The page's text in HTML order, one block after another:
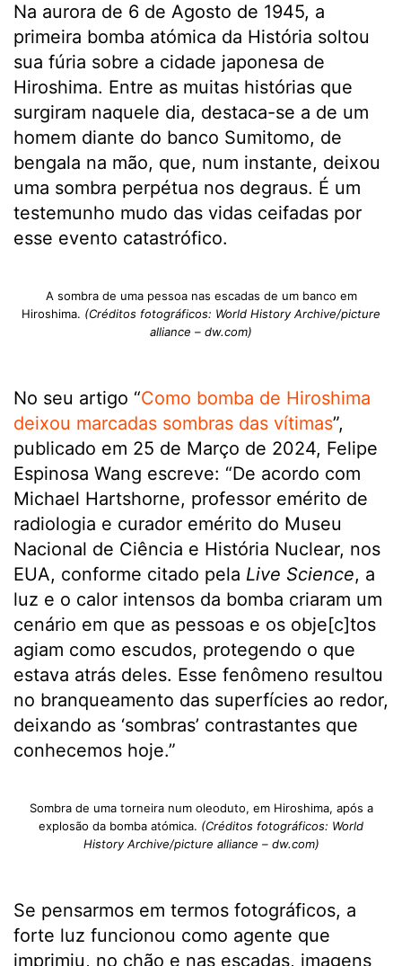
Na aurora de 6 de Agosto de 1945, a
primeira bomba atómica da História soltou
sua fúria sobre a cidade japonesa de
Hiroshima. Entre as muitas histórias que
surgiram naquele dia, destaca-se a de um
homem diante do banco Sumitomo, de
bengala na mão, que, num instante, deixou
uma sombra perpétua nos degraus. É um
testemunho mudo das vidas ceifadas por
esse evento catastrófico.
A sombra de uma pessoa nas escadas de um banco em
Hiroshima. (Créditos fotográficos: World History Archive/picture
alliance – dw.com)
No seu artigo “Como bomba de Hiroshima
deixou marcadas sombras das vítimas”,
publicado em 25 de Março de 2024, Felipe
Espinosa Wang escreve: “De acordo com
Michael Hartshorne, professor emérito de
radiologia e curador emérito do Museu
Nacional de Ciência e História Nuclear, nos
EUA, conforme citado pela Live Science, a
luz e o calor intensos da bomba criaram um
cenário em que as pessoas e os obje[c]tos
agiam como escudos, protegendo o que
estava atrás deles. Esse fenômeno resultou
no branqueamento das superfícies ao redor,
deixando as ‘sombras’ contrastantes que
conhecemos hoje.”
Sombra de uma torneira num oleoduto, em Hiroshima, após a
explosão da bomba atómica. (Créditos fotográficos: World
History Archive/picture alliance – dw.com)
Se pensarmos em termos fotográficos, a
forte luz funcionou como agente que
imprimiu, no chão e nas escadas, imagens